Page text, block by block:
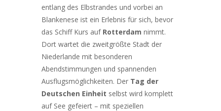
entlang des Elbstrandes und vorbei an
Blankenese ist ein Erlebnis für sich, bevor
das Schiff Kurs auf Rotterdam nimmt.
Dort wartet die zweitgrößte Stadt der
Niederlande mit besonderen
Abendstimmungen und spannenden
Ausflugsmöglichkeiten. Der Tag der
Deutschen Einheit selbst wird komplett
auf See gefeiert – mit speziellen